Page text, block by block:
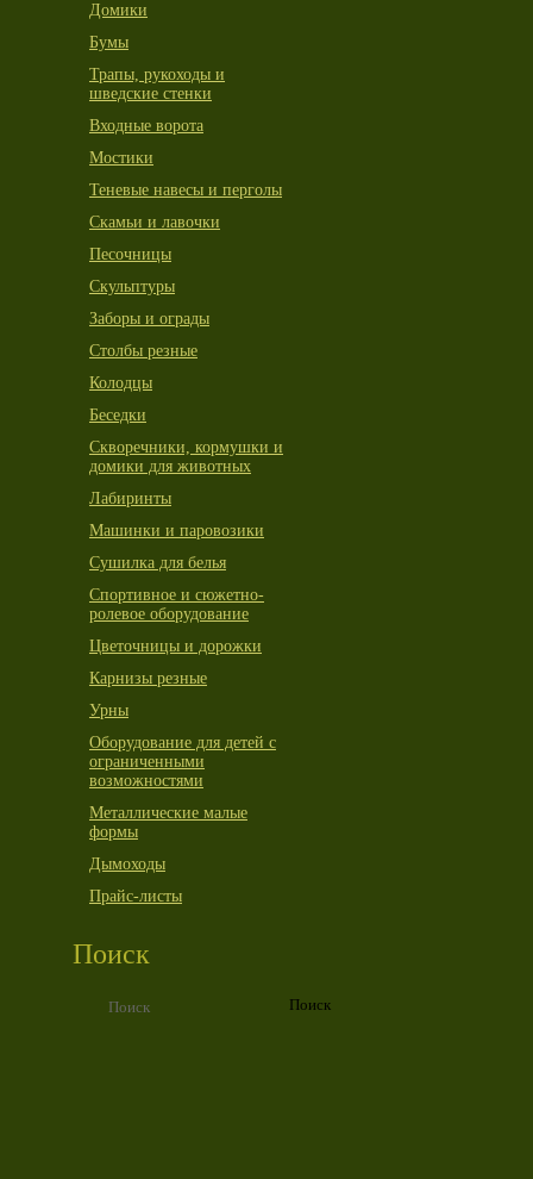
Домики
Бумы
Трапы, рукоходы и
шведские стенки
Входные ворота
Мостики
Теневые навесы и перголы
Скамьи и лавочки
Песочницы
Скульптуры
Заборы и ограды
Столбы резные
Колодцы
Беседки
Скворечники, кормушки и
домики для животных
Лабиринты
Машинки и паровозики
Сушилка для белья
Спортивное и сюжетно-
ролевое оборудование
Цветочницы и дорожки
Карнизы резные
Урны
Оборудование для детей с
ограниченными
возможностями
Металлические малые
формы
Дымоходы
Прайс-листы
Поиск